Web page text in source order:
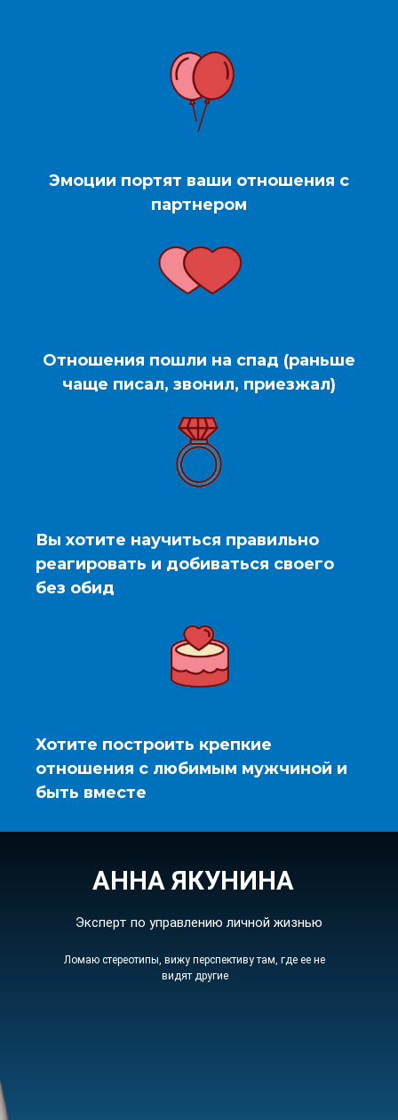
Эмоции портят ваши отношения с
партнером
Отношения пошли на спад (раньше
чаще писал, звонил, приезжал)
Вы хотите научиться правильно
реагировать и добиваться своего
без обид
Хотите построить крепкие
отношения с любимым мужчиной и
быть вместе
Эксперт по управлению личной жизнью
АННА ЯКУНИНА
Ломаю стереотипы, вижу перспективу там, где ее не
видят другие